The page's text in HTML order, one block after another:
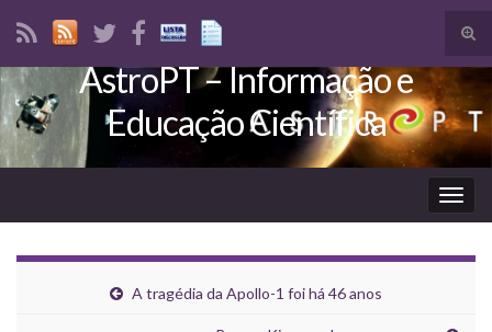
Search for:
AstroPT – Informação e
Educação Científica
A tragédia da Apollo-1 foi há 46 anos